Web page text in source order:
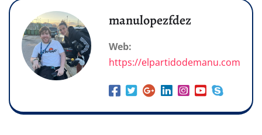
manulopezfdez
Web:
https://elpartidodemanu.com